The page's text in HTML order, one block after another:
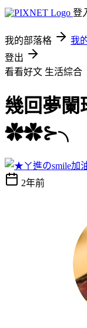
登
我的部落格 我
登出
看看好文 生活綜合
幾回夢闌
✿✿⊱╮
2年前